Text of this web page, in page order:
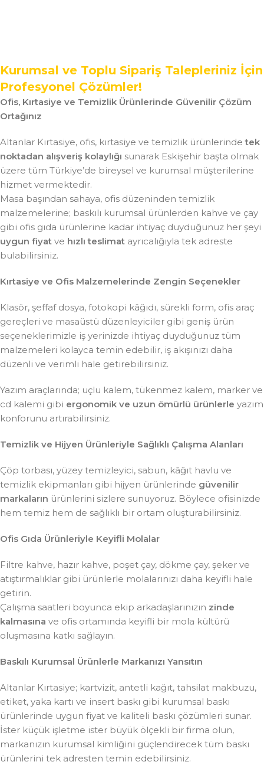
Kurumsal ve Toplu Sipariş Talepleriniz İçin
Profesyonel Çözümler!
Ofis, Kırtasiye ve Temizlik Ürünlerinde Güvenilir Çözüm
Ortağınız
Altanlar Kırtasiye, ofis, kırtasiye ve temizlik ürünlerindetek
noktadan alışveriş kolaylığı sunarak Eskişehir başta olmak
üzere tüm Türkiye’de bireysel ve kurumsal müşterilerine
hizmet vermektedir.
Masa başından sahaya, ofis düzeninden temizlik
malzemelerine; baskılı kurumsal ürünlerden kahve ve çay
gibi ofis gıda ürünlerine kadar ihtiyaç duyduğunuz her şeyi
uygun fiyat ve hızlı teslimat ayrıcalığıyla tek adreste
bulabilirsiniz.
Kırtasiye ve Ofis Malzemelerinde Zengin Seçenekler
Klasör, şeffaf dosya, fotokopi kâğıdı, sürekli form, ofis araç
gereçleri ve masaüstü düzenleyiciler gibi geniş ürün
seçeneklerimizle iş yerinizde ihtiyaç duyduğunuz tüm
malzemeleri kolayca temin edebilir, iş akışınızı daha
düzenli ve verimli hale getirebilirsiniz.
Yazım araçlarında; uçlu kalem, tükenmez kalem, marker ve
cd kalemi gibi ergonomik ve uzun ömürlü ürünlerle yazım
konforunu artırabilirsiniz.
Temizlik ve Hijyen Ürünleriyle Sağlıklı Çalışma Alanları
Çöp torbası, yüzey temizleyici, sabun, kâğıt havlu ve
temizlik ekipmanları gibi hijyen ürünlerinde güvenilir
markaların ürünlerini sizlere sunuyoruz. Böylece ofisinizde
hem temiz hem de sağlıklı bir ortam oluşturabilirsiniz.
Ofis Gıda Ürünleriyle Keyifli Molalar
Filtre kahve, hazır kahve, poşet çay, dökme çay, şeker ve
atıştırmalıklar gibi ürünlerle molalarınızı daha keyifli hale
getirin.
Çalışma saatleri boyunca ekip arkadaşlarınızın zinde
kalmasına ve ofis ortamında keyifli bir mola kültürü
oluşmasına katkı sağlayın.
Baskılı Kurumsal Ürünlerle Markanızı Yansıtın
Altanlar Kırtasiye; kartvizit, antetli kağıt, tahsilat makbuzu,
etiket, yaka kartı ve insert baskı gibi kurumsal baskı
ürünlerinde uygun fiyat ve kaliteli baskı çözümleri sunar.
İster küçük işletme ister büyük ölçekli bir firma olun,
markanızın kurumsal kimliğini güçlendirecek tüm baskı
ürünlerini tek adresten temin edebilirsiniz.